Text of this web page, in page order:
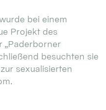
bei einem
Projekt des
„Paderborner
besuchten sie
sexualisierten